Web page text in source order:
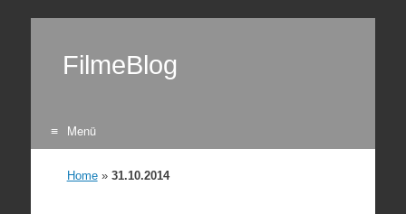
FilmeBlog
Menü
Home» 31.10.2014